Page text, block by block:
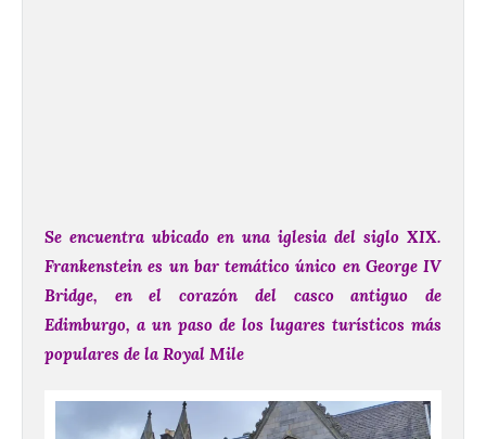
Se encuentra ubicado en una iglesia del siglo XIX.
Frankenstein es un bar temático único en George IV
Bridge, en el corazón del casco antiguo de
Edimburgo, a un paso de los lugares turísticos más
populares de la Royal Mile